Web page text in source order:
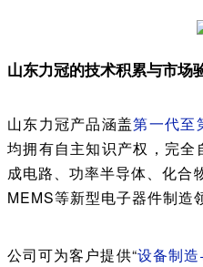
山东力冠的技术积累与市场
山东力冠产品涵盖第一代至
均拥有自主知识产权，完
成电路、功率半导体、化合
MEMS等新型电子器件制造
公司可为客户提供“设备制